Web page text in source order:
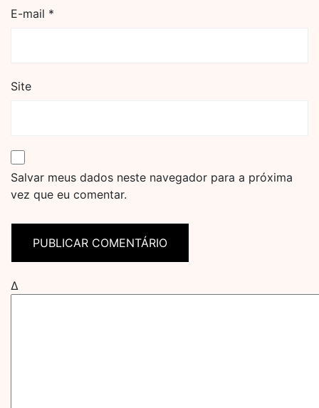
E-mail *
Site
Salvar meus dados neste navegador para a próxima
vez que eu comentar.
Δ